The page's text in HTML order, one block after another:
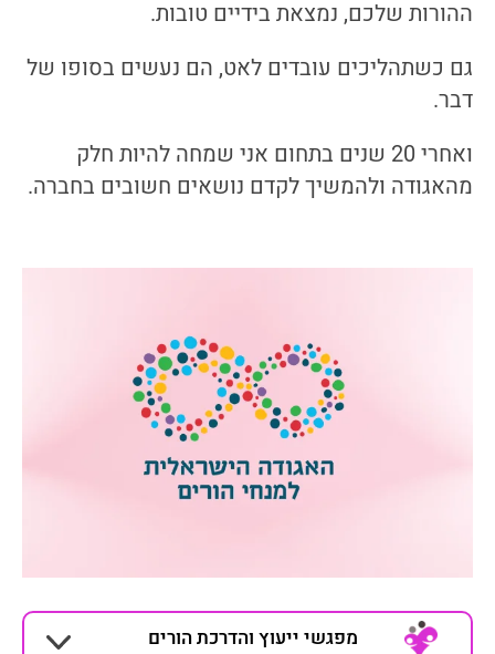
ההורות שלכם, נמצאת בידיים טובות.
גם כשתהליכים עובדים לאט, הם נעשים בסופו של
דבר.
ואחרי 20 שנים בתחום אני שמחה להיות חלק
מהאגודה ולהמשיך לקדם נושאים חשובים בחברה.
מפגשי ייעוץ והדרכת הורים